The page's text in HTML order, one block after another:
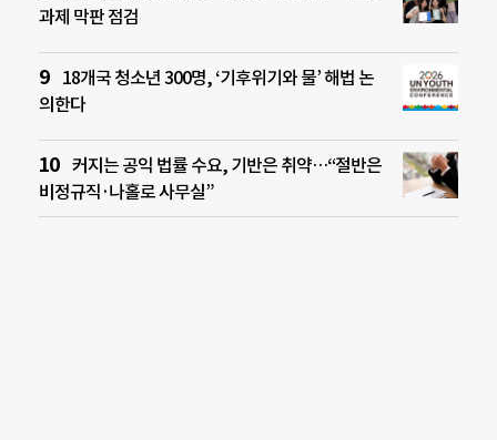
과제 막판 점검
18개국 청소년 300명, ‘기후위기와 물’ 해법 논
의한다
커지는 공익 법률 수요, 기반은 취약…“절반은
비정규직·나홀로 사무실”